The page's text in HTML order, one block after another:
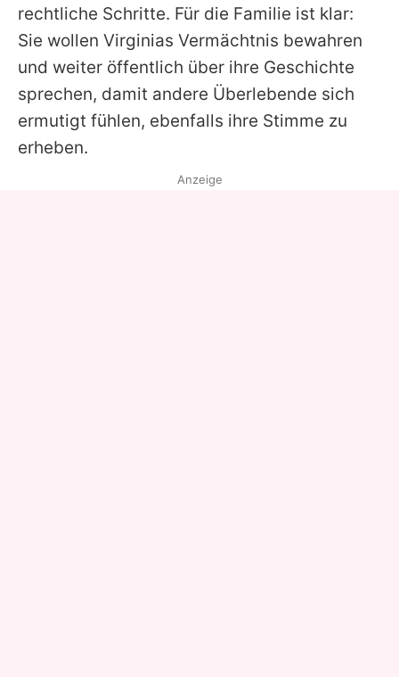
rechtliche Schritte. Für die Familie ist klar:
Sie wollen Virginias Vermächtnis bewahren
und weiter öffentlich über ihre Geschichte
sprechen, damit andere Überlebende sich
ermutigt fühlen, ebenfalls ihre Stimme zu
erheben.
Anzeige